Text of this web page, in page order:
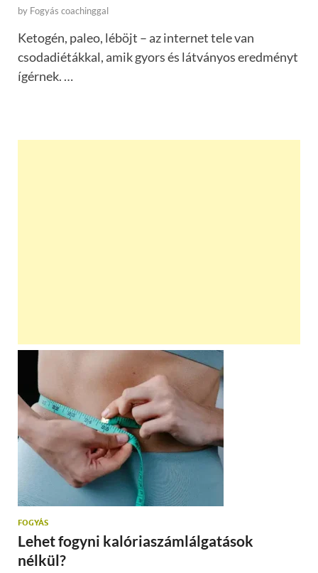
by Fogyás coachinggal
Ketogén, paleo, léböjt – az internet tele van
csodadiétákkal, amik gyors és látványos eredményt
ígérnek. …
FOGYÁS
Lehet fogyni kalóriaszámlálgatások
nélkül?